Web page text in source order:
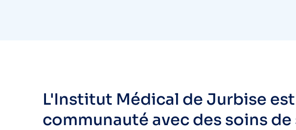
L'Institut Médical de Jurbise
communauté avec des soins